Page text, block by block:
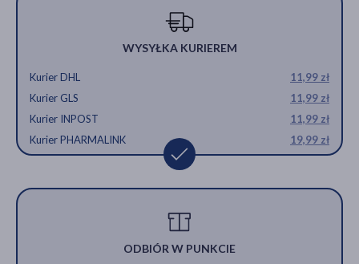
WYSYŁKA KURIEREM
Kurier DHL
11,99 zł
Kurier GLS
11,99 zł
Kurier INPOST
11,99 zł
Kurier PHARMALINK
19,99 zł
ODBIÓR W PUNKCIE